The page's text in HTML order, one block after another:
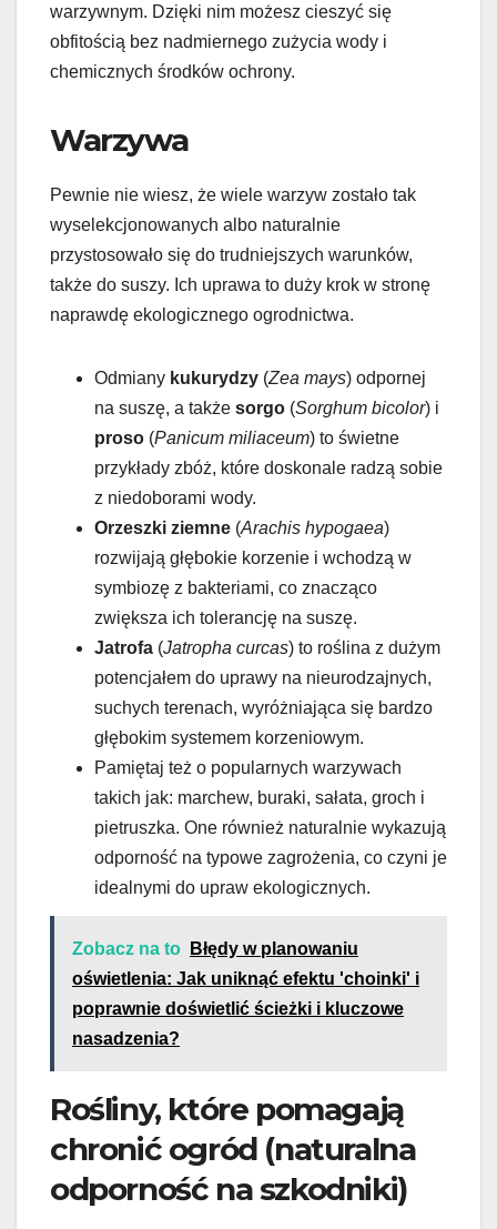
warzywnym. Dzięki nim możesz cieszyć się
obfitością bez nadmiernego zużycia wody i
chemicznych środków ochrony.
Warzywa
Pewnie nie wiesz, że wiele warzyw zostało tak
wyselekcjonowanych albo naturalnie
przystosowało się do trudniejszych warunków,
także do suszy. Ich uprawa to duży krok w stronę
naprawdę ekologicznego ogrodnictwa.
Odmiany kukurydzy (Zea mays) odpornej
na suszę, a także sorgo (Sorghum bicolor) i
proso (Panicum miliaceum) to świetne
przykłady zbóż, które doskonale radzą sobie
z niedoborami wody.
Orzeszki ziemne (Arachis hypogaea)
rozwijają głębokie korzenie i wchodzą w
symbiozę z bakteriami, co znacząco
zwiększa ich tolerancję na suszę.
Jatrofa (Jatropha curcas) to roślina z dużym
potencjałem do uprawy na nieurodzajnych,
suchych terenach, wyróżniająca się bardzo
głębokim systemem korzeniowym.
Pamiętaj też o popularnych warzywach
takich jak: marchew, buraki, sałata, groch i
pietruszka. One również naturalnie wykazują
odporność na typowe zagrożenia, co czyni je
idealnymi do upraw ekologicznych.
Zobacz na to
Błędy w planowaniu
oświetlenia: Jak uniknąć efektu 'choinki' i
poprawnie doświetlić ścieżki i kluczowe
nasadzenia?
Rośliny, które pomagają
chronić ogród (naturalna
odporność na szkodniki)